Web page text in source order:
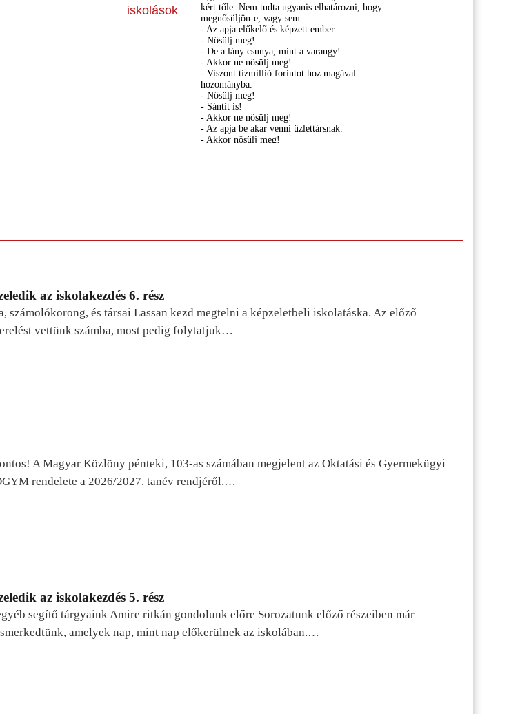
iskolások
az iskolakezdés 6. rész
számolókorong, és társai Lassan kezd megtelni a képzeletbeli iskolatáska. Az előző
vettünk számba, most pedig folytatjuk…
A Magyar Közlöny pénteki, 103-as számában megjelent az Oktatási és Gyermekügyi
rendelete a 2026/2027. tanév rendjéről.…
az iskolakezdés 5. rész
segítő tárgyaink Amire ritkán gondolunk előre Sorozatunk előző részeiben már
amelyek nap, mint nap előkerülnek az iskolában.…